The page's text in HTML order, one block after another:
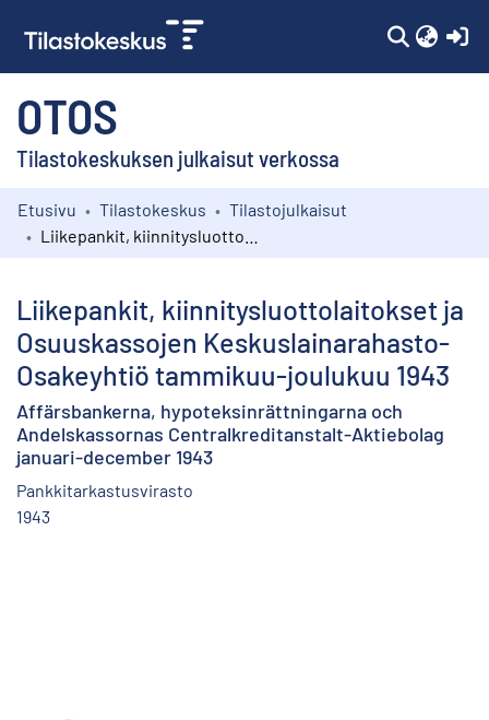
OTOS
Tilastokeskuksen julkaisut verkossa
Kokoelmat
Etusivu Tilastokeskus
Tilastojulkaisut
Liikepankit, kiinnitysluottolaitokset ja
Osuuskassojen Keskuslainarahasto-
Osakeyhtiö tammikuu-joulukuu 1943
Affärsbankerna, hypoteksinrättningarna och
Andelskassornas Centralkreditanstalt-Aktiebolag
januari-december 1943
Pankkitarkastusvirasto
1943